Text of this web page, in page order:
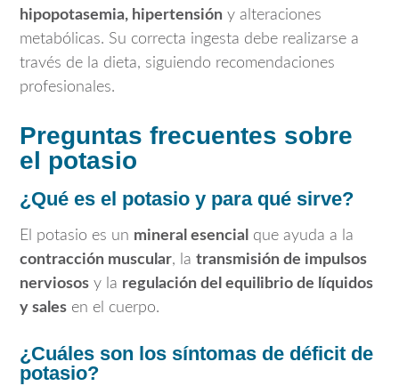
hipopotasemia, hipertensión y alteraciones
metabólicas. Su correcta ingesta debe realizarse a
través de la dieta, siguiendo recomendaciones
profesionales.
Preguntas frecuentes sobre
el potasio
¿Qué es el potasio y para qué sirve?
El potasio es un mineral esencial que ayuda a la
contracción muscular, la transmisión de impulsos
nerviosos y la regulación del equilibrio de líquidos
y sales en el cuerpo.
¿Cuáles son los síntomas de déficit de
potasio?